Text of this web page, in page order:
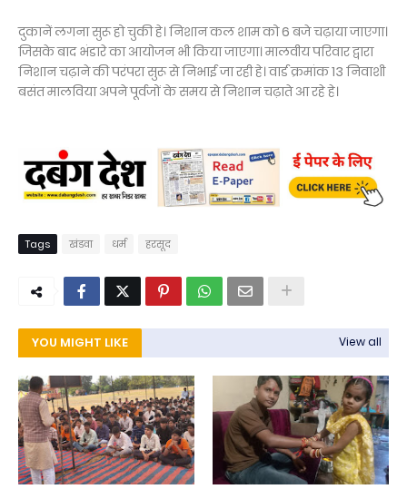
दुकानें लगना सुरू हो चुकी हे। निशान कल शाम को 6 बजे चढ़ाया जाएगा।
जिसके बाद भंडारे का आयोजन भी किया जाएगा। मालवीय परिवार द्वारा
निशान चढ़ाने की परंपरा सुरू से निभाई जा रही हे। वार्ड क्रमांक 13 निवाशी
बसंत मालविया अपने पूर्वजों के समय से निशान चढ़ाते आ रहे हे।
Tags खंडवा धर्म हरसूद
YOU MIGHT LIKE View all